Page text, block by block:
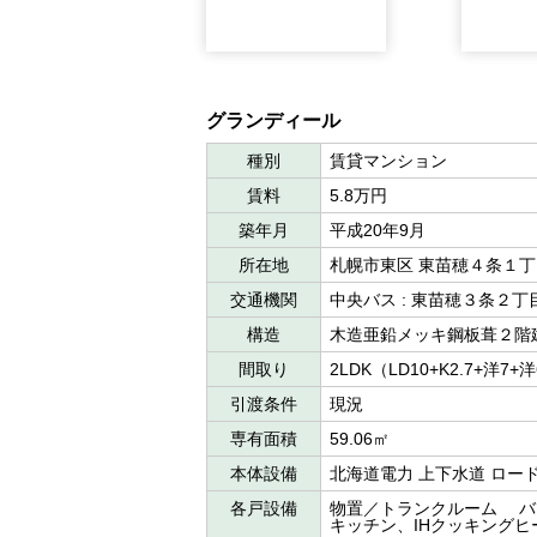
グランディール
種別
賃貸マンション
賃料
5.8万円
築年月
平成20年9月
所在地
札幌市東区 東苗穂４条１
交通機関
中央バス : 東苗穂３条２丁
構造
木造亜鉛メッキ鋼板葺２階
間取り
2LDK（LD10+K2.7+洋7+
引渡条件
現況
専有面積
59.06㎡
本体設備
北海道電力 上下水道 ロー
各戸設備
物置／トランクルーム
キッチン、IHクッキング